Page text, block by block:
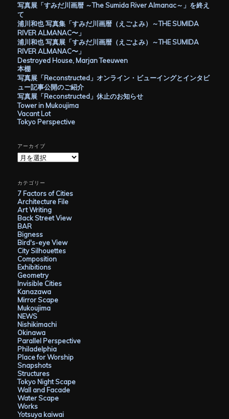
写真展「すみだ川画暦 ～The Sumida River Almanac～」を終え
て
浦川和也 写真集「すみだ川画暦（えごよみ）～THE SUMIDA
RIVER ALMANAC〜」
浦川和也 写真展「すみだ川画暦（えごよみ）～THE SUMIDA
RIVER ALMANAC〜」
Destroyed House, Marjan Teeuwen
本棚
写真展「Reconstructed」オンライン・ビューイングとインタビ
ュー記事公開のご紹介
写真展「Reconstructed」休止のお知らせ
Tower in Mukoujima
Vacant Lot
Tokyo Perspective
アーカイブ
ア
ー
イ
ブ
カテゴリー
7 Factors of Cities
Architecture File
Art Writing
Back Street View
BAR
Bigness
Bird's-eye View
City Silhouettes
Composition
Exhibitions
Geometry
Invisible Cities
Kanazawa
Mirror Scape
Mukoujima
NEWS
Nishikimachi
Okinawa
Parallel Perspective
Philadelphia
Place for Worship
Snapshots
Structures
Tokyo Night Scape
Wall and Facade
Water Scape
Works
Yotsuya kaiwai